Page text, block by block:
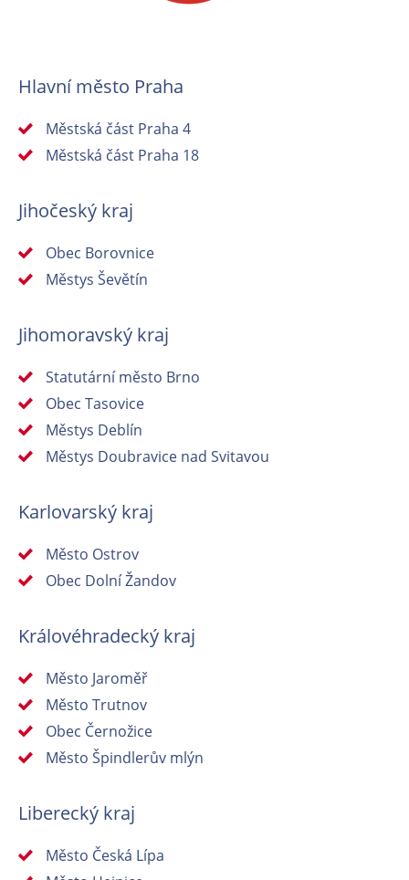
Hlavní město Praha
Městská část Praha 4
Městská část Praha 18
Jihočeský kraj
Obec Borovnice
Městys Ševětín
Jihomoravský kraj
Statutární město Brno
Obec Tasovice
Městys Deblín
Městys Doubravice nad Svitavou
Karlovarský kraj
Město Ostrov
Obec Dolní Žandov
Královéhradecký kraj
Město Jaroměř
Město Trutnov
Obec Černožice
Město Špindlerův mlýn
Liberecký kraj
Město Česká Lípa